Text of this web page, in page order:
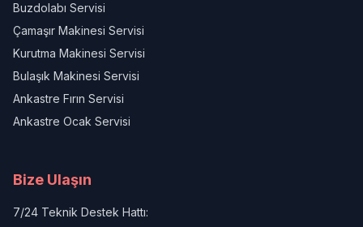
Buzdolabı Servisi
Çamaşır Makinesi Servisi
Kurutma Makinesi Servisi
Bulaşık Makinesi Servisi
Ankastre Fırın Servisi
Ankastre Ocak Servisi
Bize Ulaşın
7/24 Teknik Destek Hattı: